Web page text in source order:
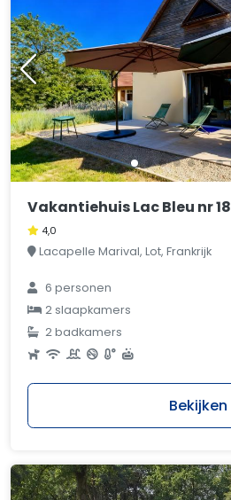
Vakantiehuis Lac Bleu nr 18
4,0
Lacapelle Marival, Lot, Frankrijk
6 personen
2 slaapkamers
2 badkamers
Bekijken